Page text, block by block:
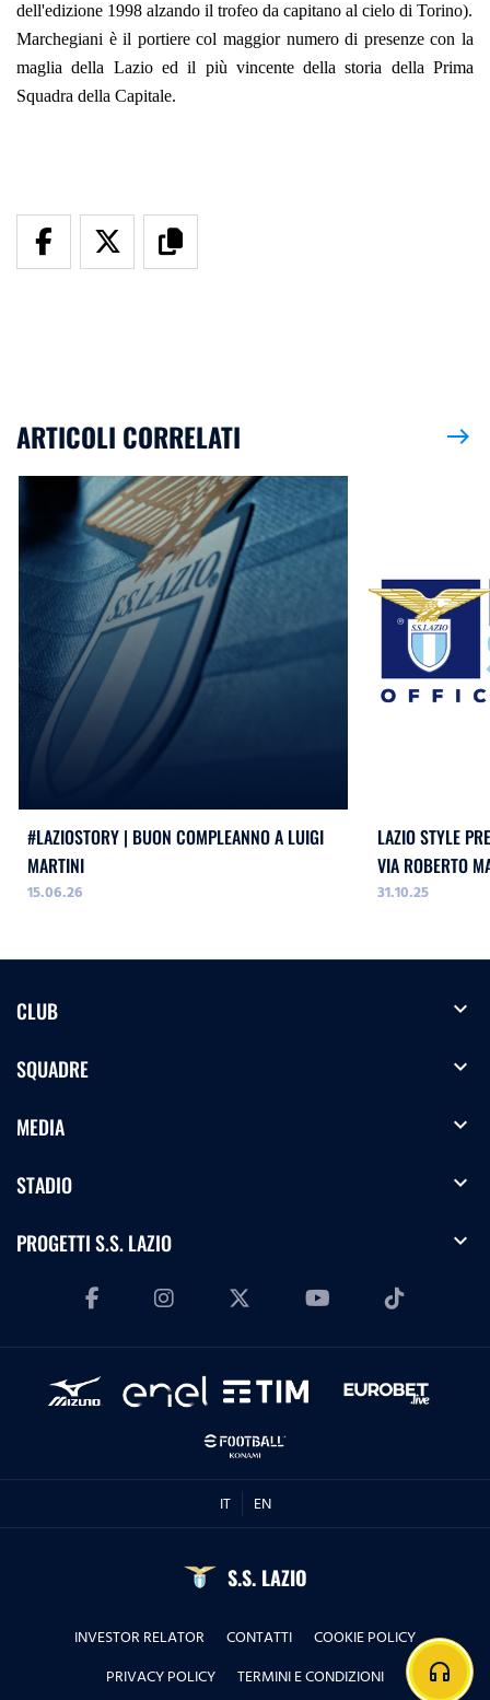
dell'edizione 1998 alzando il trofeo da capitano al cielo di Torino).
Marchegiani è il portiere col maggior numero di presenze con la
maglia della Lazio ed il più vincente della storia della Prima
Squadra della Capitale.
ARTICOLI CORRELATI east
#LAZIOSTORY | BUON COMPLEANNO A LUIGI
MARTINI
15.06.26
LAZIO STYLE
VIA ROBERTO
31.10.25
CLUB expand_more
SQUADRE expand_more
MEDIA expand_more
STADIO expand_more
PROGETTI S.S. LAZIO expand_more
IT EN
S.S. LAZIO
INVESTOR RELATOR CONTATTI
COOKIE POLICY
PRIVACY POLICY
TERMINI E CONDIZIONI headphones